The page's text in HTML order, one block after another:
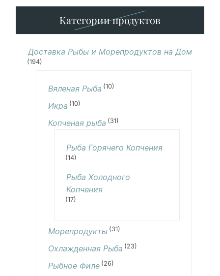
Категории продуктов
Доставка Рыбы и Морепродуктов на Дом
(194)
Вяленая Рыба (10)
Икра (10)
Копченая рыба (31)
Рыба Горячего Копчения
(14)
Рыба Холодного
Копчения
(17)
Морепродукты (31)
Охлажденная Рыба (23)
Рыбное Филе (26)